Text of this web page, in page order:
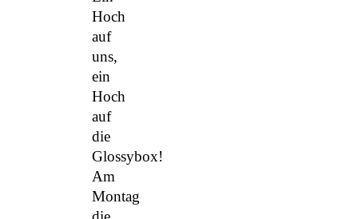
Hoch
auf
uns,
ein
Hoch
auf
die
Glossybox!
Am
Montag